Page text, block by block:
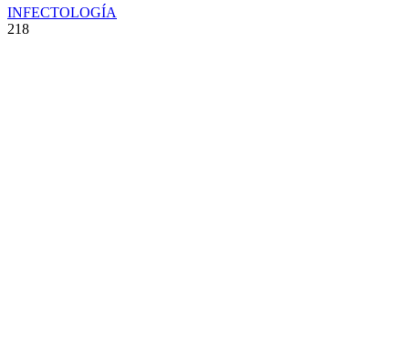
INFECTOLOGÍA
218